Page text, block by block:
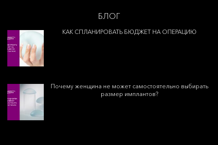
БЛОГ
КАК СПЛАНИРОВАТЬ БЮДЖЕТ НА ОПЕРАЦИЮ
Почему женщина не может самостоятельно выбирать
размер имплантов?